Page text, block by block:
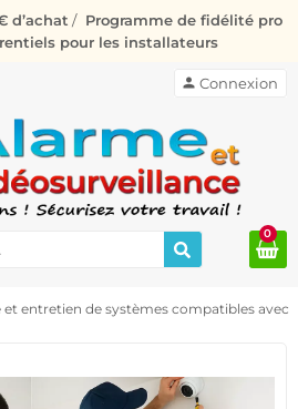
d’achat / Programme de fidélité pro
pour les installateurs
person Connexion
0
et entretien de systèmes compatibles avec